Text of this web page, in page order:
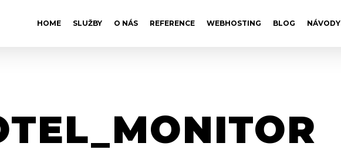
HOME SLUŽBY O NÁS REFERENCE WEBHOSTING BLOG NÁVODY